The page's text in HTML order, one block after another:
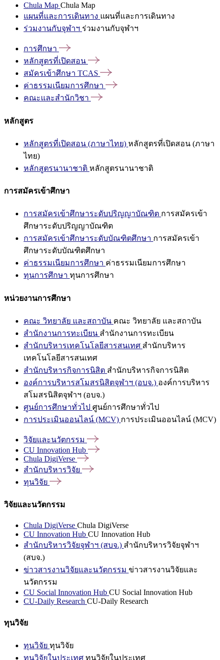
Chula Map Chula Map
แผนที่และการเดินทาง แผนที่และการเดินทาง
ร่วมงานกับจุฬาฯ ร่วมงานกับจุฬาฯ
การศึกษา
หลักสูตรที่เปิดสอน
สมัครเข้าศึกษา TCAS
ค่าธรรมเนียมการศึกษา
คณะและสำนักวิชา
หลักสูตร
หลักสูตรที่เปิดสอน (ภาษาไทย) หลักสูตรที่เปิดสอน (ภาษา
ไทย)
หลักสูตรนานาชาติ หลักสูตรนานาชาติ
การสมัครเข้าศึกษา
การสมัครเข้าศึกษาระดับปริญญาบัณฑิต การสมัครเข้า
ศึกษาระดับปริญญาบัณฑิต
การสมัครเข้าศึกษาระดับบัณฑิตศึกษา การสมัครเข้า
ศึกษาระดับบัณฑิตศึกษา
ค่าธรรมเนียมการศึกษา ค่าธรรมเนียมการศึกษา
ทุนการศึกษา ทุนการศึกษา
หน่วยงานการศึกษา
คณะ วิทยาลัย และสถาบัน คณะ วิทยาลัย และสถาบัน
สำนักงานการทะเบียน สำนักงานการทะเบียน
สำนักบริหารเทคโนโลยีสารสนเทศ สำนักบริหาร
เทคโนโลยีสารสนเทศ
สำนักบริหารกิจการนิสิต สำนักบริหารกิจการนิสิต
องค์การบริหารสโมสรนิสิตจุฬาฯ (อบจ.) องค์การบริหาร
สโมสรนิสิตจุฬาฯ (อบจ.)
ศูนย์การศึกษาทั่วไป ศูนย์การศึกษาทั่วไป
การประเมินออนไลน์ (MCV) การประเมินออนไลน์ (MCV)
วิจัยและนวัตกรรม
CU Innovation Hub
Chula DigiVerse
สำนักบริหารวิจัย
ทุนวิจัย
วิจัยและนวัตกรรม
Chula DigiVerse Chula DigiVerse
CU Innovation Hub CU Innovation Hub
สำนักบริหารวิจัยจุฬาฯ (สบจ.) สำนักบริหารวิจัยจุฬาฯ
(สบจ.)
ข่าวสารงานวิจัยและนวัตกรรม ข่าวสารงานวิจัยและ
นวัตกรรม
CU Social Innovation Hub CU Social Innovation Hub
CU-Daily Research CU-Daily Research
ทุนวิจัย
ทุนวิจัย ทุนวิจัย
ทุนวิจัยในประเทศ ทุนวิจัยในประเทศ